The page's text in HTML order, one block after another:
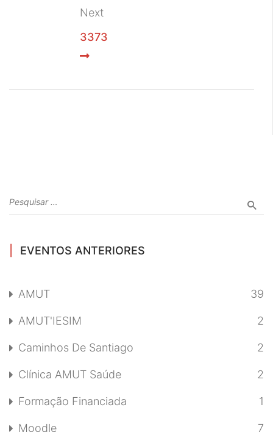
Next
3373
EVENTOS ANTERIORES
AMUT 39
AMUT'IESIM 2
Caminhos De Santiago 2
Clínica AMUT Saúde 2
Formação Financiada 1
Moodle 7